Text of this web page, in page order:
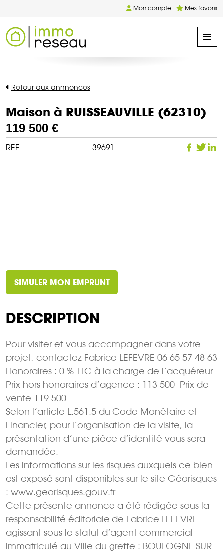
Mon compte Mes favoris
Retour aux annnonces
Maison à RUISSEAUVILLE (62310)
119 500 €
REF : 39691
SIMULER MON EMPRUNT
DESCRIPTION
Pour visiter et vous accompagner dans votre
projet, contactez Fabrice LEFEVRE 06 65 57 48 63
Honoraires : 0 % TTC à la charge de l’acquéreur
Prix hors honoraires d’agence : 113 500  Prix de
vente 119 500 
Selon l’article L.561.5 du Code Monétaire et
Financier, pour l’organisation de la visite, la
présentation d’une pièce d’identité vous sera
demandée.
Les informations sur les risques auxquels ce bien
est exposé sont disponibles sur le site Géorisques
: www.georisques.gouv.fr
Cette présente annonce a été rédigée sous la
responsabilité éditoriale de Fabrice LEFEVRE
agissant sous le statut d’agent commercial
immatriculé au Ville du greffe : BOULOGNE SUR